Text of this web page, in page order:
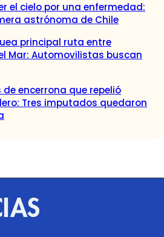
el cielo por una enfermedad:
astrónoma de Chile
principal ruta entre
Mar: Automovilistas buscan
de encerrona que repelió
Tres imputados quedaron